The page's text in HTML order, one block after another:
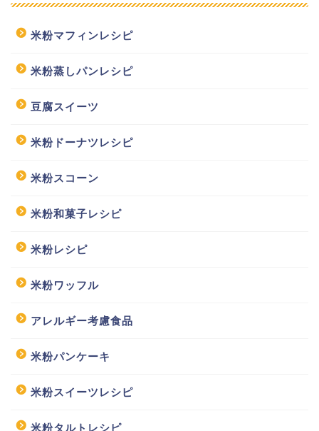
米粉マフィンレシピ
米粉蒸しパンレシピ
豆腐スイーツ
米粉ドーナツレシピ
米粉スコーン
米粉和菓子レシピ
米粉レシピ
米粉ワッフル
アレルギー考慮食品
米粉パンケーキ
米粉スイーツレシピ
米粉タルトレシピ